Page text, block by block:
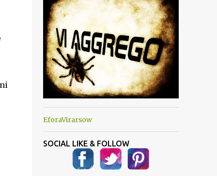
EforaVirarsow
SOCIAL LIKE & FOLLOW